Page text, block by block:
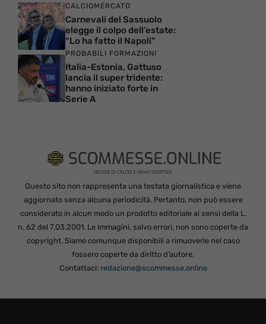
CALCIOMERCATO
Carnevali del Sassuolo
elegge il colpo dell’estate:
“Lo ha fatto il Napoli”
PROBABILI FORMAZIONI
Italia-Estonia, Gattuso
lancia il super tridente:
hanno iniziato forte in
Serie A
Questo sito non rappresenta una testata giornalistica e viene
aggiornato senza alcuna periodicità. Pertanto, non può essere
considerato in alcun modo un prodotto editoriale ai sensi della L.
n. 62 del 7.03.2001. Le immagini, salvo errori, non sono coperte da
copyright. Siamo comunque disponibili a rimuoverle nel caso
fossero coperte da diritto d’autore.
Contattaci: redazione@scommesse.online